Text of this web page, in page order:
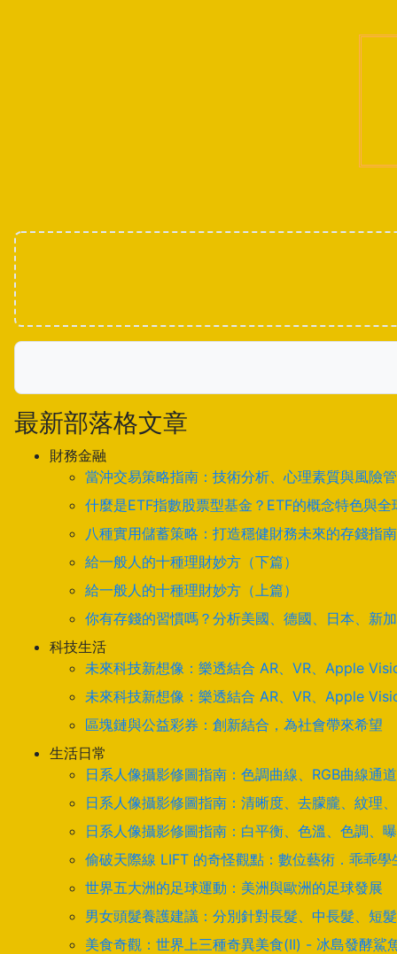
最新部落格文章
財務金融
當沖交易策略指南：技術分析、心理素質與風險
什麼是ETF指數股票型基金？ETF的概念特色與全
八種實用儲蓄策略：打造穩健財務未來的存錢指南
給一般人的十種理財妙方（下篇）
給一般人的十種理財妙方（上篇）
你有存錢的習慣嗎？分析美國、德國、日本、新
科技生活
未來科技新想像：樂透結合 AR、VR、Apple
未來科技新想像：樂透結合 AR、VR、Apple
區塊鏈與公益彩券：創新結合，為社會帶來希望
生活日常
日系人像攝影修圖指南：色調曲線、RGB曲線通
日系人像攝影修圖指南：清晰度、去朦朧、紋理
日系人像攝影修圖指南：白平衡、色溫、色調、
偷破天際線 LIFT 的奇怪觀點：數位藝術．乖乖學
世界五大洲的足球運動：美洲與歐洲的足球發展
男女頭髮養護建議：分別針對長髮、中長髮、短
美食奇觀：世界上三種奇異美食(II) - 冰島發酵鯊